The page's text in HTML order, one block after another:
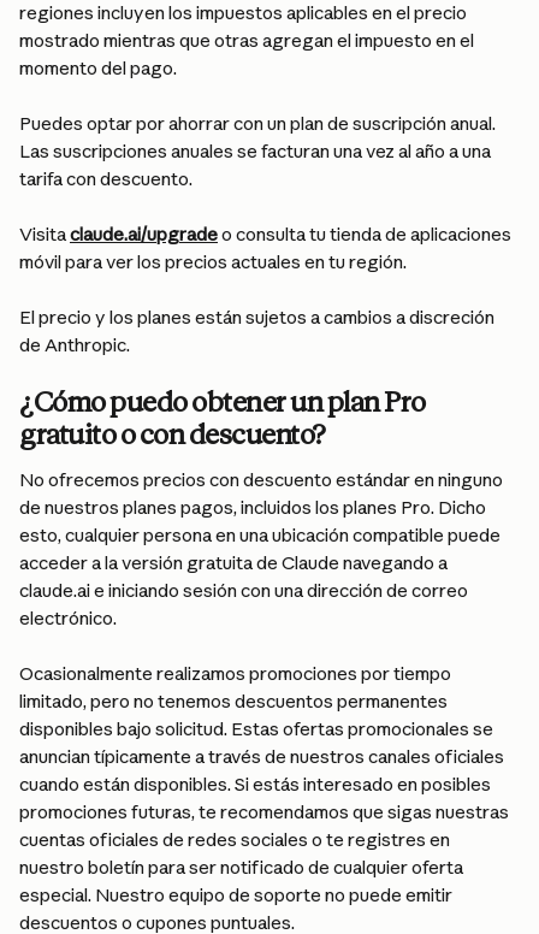
regiones incluyen los impuestos aplicables en el precio
mostrado mientras que otras agregan el impuesto en el
momento del pago.
Puedes optar por ahorrar con un plan de suscripción anual.
Las suscripciones anuales se facturan una vez al año a una
tarifa con descuento.
Visita claude.ai/upgrade o consulta tu tienda de aplicaciones
móvil para ver los precios actuales en tu región.
El precio y los planes están sujetos a cambios a discreción
de Anthropic.
¿Cómo puedo obtener un plan Pro
gratuito o con descuento?
No ofrecemos precios con descuento estándar en ninguno
de nuestros planes pagos, incluidos los planes Pro. Dicho
esto, cualquier persona en una ubicación compatible puede
acceder a la versión gratuita de Claude navegando a
claude.ai e iniciando sesión con una dirección de correo
electrónico.
Ocasionalmente realizamos promociones por tiempo
limitado, pero no tenemos descuentos permanentes
disponibles bajo solicitud. Estas ofertas promocionales se
anuncian típicamente a través de nuestros canales oficiales
cuando están disponibles. Si estás interesado en posibles
promociones futuras, te recomendamos que sigas nuestras
cuentas oficiales de redes sociales o te registres en
nuestro boletín para ser notificado de cualquier oferta
especial. Nuestro equipo de soporte no puede emitir
descuentos o cupones puntuales.